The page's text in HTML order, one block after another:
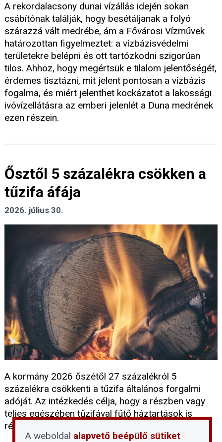
A rekordalacsony dunai vízállás idején sokan
csábítónak találják, hogy besétáljanak a folyó
szárazzá vált medrébe, ám a Fővárosi Vízművek
határozottan figyelmeztet: a vízbázisvédelmi
területekre belépni és ott tartózkodni szigorúan
tilos. Ahhoz, hogy megértsük e tilalom jelentőségét,
érdemes tisztázni, mit jelent pontosan a vízbázis
fogalma, és miért jelenthet kockázatot a lakossági
ivóvízellátásra az emberi jelenlét a Duna medrének
ezen részein.
Ősztől 5 százalékra csökken a
tűzifa áfája
2026. július 30.
A kormány 2026 őszétől 27 százalékról 5
százalékra csökkenti a tűzifa általános forgalmi
adóját. Az intézkedés célja, hogy a részben vagy
teljes egészében tűzifával fűtő háztartások is
részesüljenek a rezsitámogatási intézkedésekből.
A weboldal alapvető beépülő sütiket